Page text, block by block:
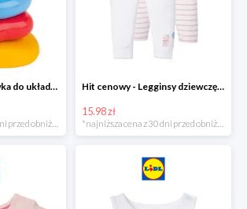
Hit cenowy - Zabawka do układania, 1 zestaw Hit cenowy - Legginsy dziewczęce, 2 pary
15.98 zł